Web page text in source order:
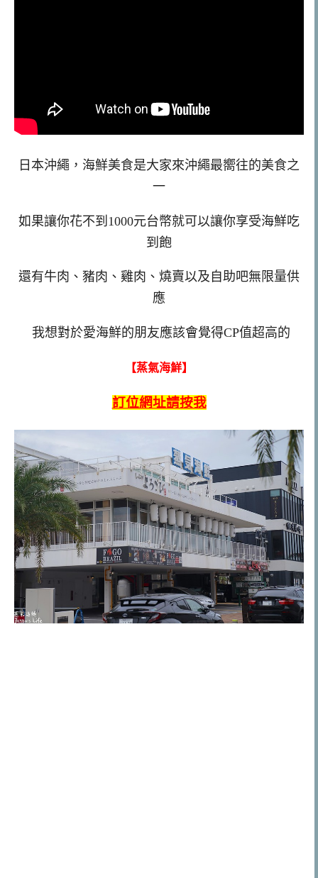
日本沖繩，海鮮美食是大家來沖繩最嚮往的美食之
一
如果讓你花不到1000元台幣就可以讓你享受海鮮吃
到飽
還有牛肉、豬肉、雞肉、燒賣以及自助吧無限量供
應
我想對於愛海鮮的朋友應該會覺得CP值超高的
【蒸氣海鮮】
訂位網址請按我